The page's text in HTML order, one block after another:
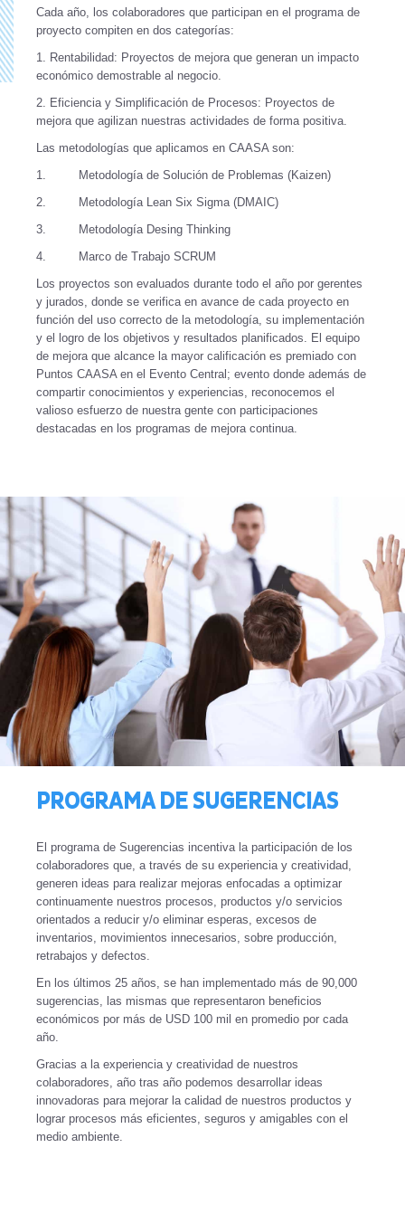
Cada año, los colaboradores que participan en el programa de
proyecto compiten en dos categorías:
1. Rentabilidad: Proyectos de mejora que generan un impacto
económico demostrable al negocio.
2. Eficiencia y Simplificación de Procesos: Proyectos de
mejora que agilizan nuestras actividades de forma positiva.
Las metodologías que aplicamos en CAASA son:
1. Metodología de Solución de Problemas (Kaizen)
2. Metodología Lean Six Sigma (DMAIC)
3. Metodología Desing Thinking
4. Marco de Trabajo SCRUM
Los proyectos son evaluados durante todo el año por gerentes
y jurados, donde se verifica en avance de cada proyecto en
función del uso correcto de la metodología, su implementación
y el logro de los objetivos y resultados planificados. El equipo
de mejora que alcance la mayor calificación es premiado con
Puntos CAASA en el Evento Central; evento donde además de
compartir conocimientos y experiencias, reconocemos el
valioso esfuerzo de nuestra gente con participaciones
destacadas en los programas de mejora continua.
PROGRAMA DE SUGERENCIAS
El programa de Sugerencias incentiva la participación de los
colaboradores que, a través de su experiencia y creatividad,
generen ideas para realizar mejoras enfocadas a optimizar
continuamente nuestros procesos, productos y/o servicios
orientados a reducir y/o eliminar esperas, excesos de
inventarios, movimientos innecesarios, sobre producción,
retrabajos y defectos.
En los últimos 25 años, se han implementado más de 90,000
sugerencias, las mismas que representaron beneficios
económicos por más de USD 100 mil en promedio por cada
año.
Gracias a la experiencia y creatividad de nuestros
colaboradores, año tras año podemos desarrollar ideas
innovadoras para mejorar la calidad de nuestros productos y
lograr procesos más eficientes, seguros y amigables con el
medio ambiente.